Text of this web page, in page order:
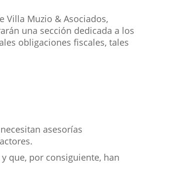
Villa Muzio & Asociados,
una sección dedicada a los
obligaciones fiscales, tales
asesorías
que, por consiguiente, han